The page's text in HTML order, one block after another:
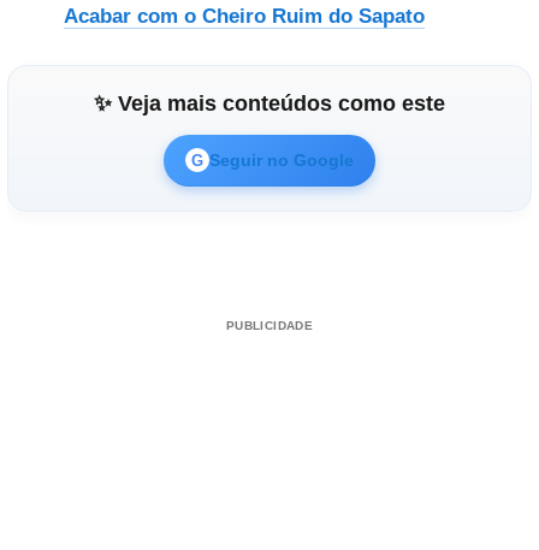
Acabar com o Cheiro Ruim do Sapato
✨ Veja mais conteúdos como este
G Seguir no Google
PUBLICIDADE